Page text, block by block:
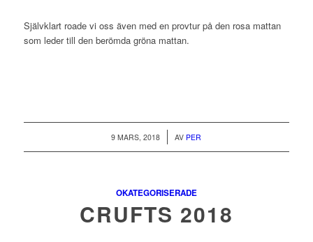
Självklart roade vi oss även med en provtur på den rosa mattan
som leder till den berömda gröna mattan.
9 MARS, 2018
/ AV PER
OKATEGORISERADE
CRUFTS 2018